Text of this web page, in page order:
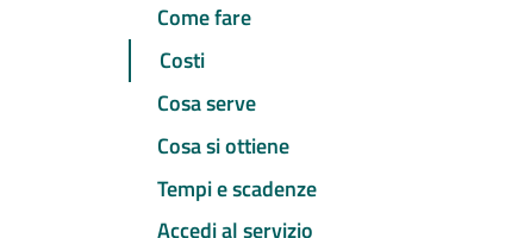
Come fare
Costi
Cosa serve
Cosa si ottiene
Tempi e scadenze
Accedi al servizio